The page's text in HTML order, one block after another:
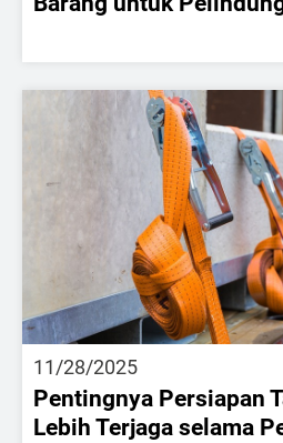
11/28/2025
Pentingnya Persiapan
Lebih Terjaga selama